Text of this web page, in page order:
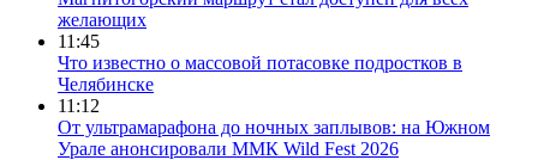
желающих
11:45
Что известно о массовой потасовке подростков в
Челябинске
11:12
От ультрамарафона до ночных заплывов: на Южном
Урале анонсировали ММК Wild Fest 2026